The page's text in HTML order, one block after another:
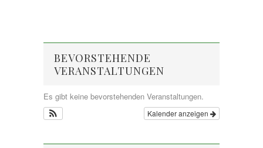
BEVORSTEHENDE
VERANSTALTUNGEN
Es gibt keine bevorstehenden Veranstaltungen.
Kalender anzeigen